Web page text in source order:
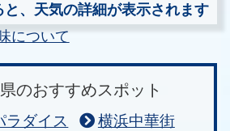
と、天気の詳細が表示されます
について
のおすすめスポット
ラダイス
横浜中華街